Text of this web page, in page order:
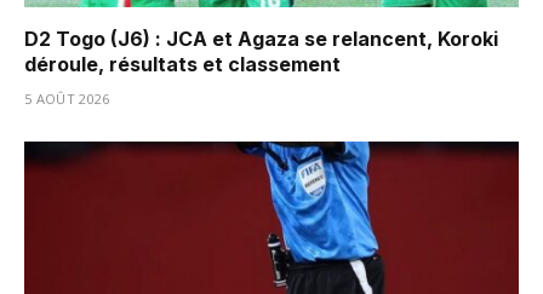
D2 Togo (J6) : JCA et Agaza se relancent, Koroki
déroule, résultats et classement
5 AOÛT 2026